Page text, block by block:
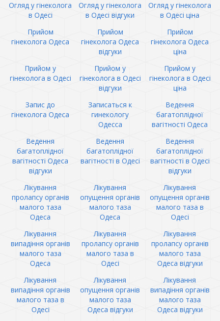
Огляд у гінеколога
в Одесі
Огляд у гінеколога
в Одесі відгуки
Огляд у гінеколога
в Одесі ціна
Прийом
гінеколога Одеса
Прийом
гінеколога Одеса
відгуки
Прийом
гінеколога Одеса
ціна
Прийом у
гінеколога в Одесі
Прийом у
гінеколога в Одесі
відгуки
Прийом у
гінеколога в Одесі
ціна
Запис до
гінеколога Одеса
Записаться к
гинекологу
Одесса
Ведення
багатоплідної
вагітності Одеса
Ведення
багатоплідної
вагітності Одеса
відгуки
Ведення
багатоплідної
вагітності в Одесі
Ведення
багатоплідної
вагітності в Одесі
відгуки
Лікування
пролапсу органів
малого таза
Одеса
Лікування
опущення органів
малого таза
Одеса
Лікування
опущення органів
малого таза в
Одесі
Лікування
випадіння органів
малого таза
Одеса
Лікування
пролапсу органів
малого таза в
Одесі
Лікування
пролапсу органів
малого таза
Одеса відгуки
Лікування
випадіння органів
малого таза в
Одесі
Лікування
опущення органів
малого таза
Одеса відгуки
Лікування
випадіння органів
малого таза
Одеса відгуки